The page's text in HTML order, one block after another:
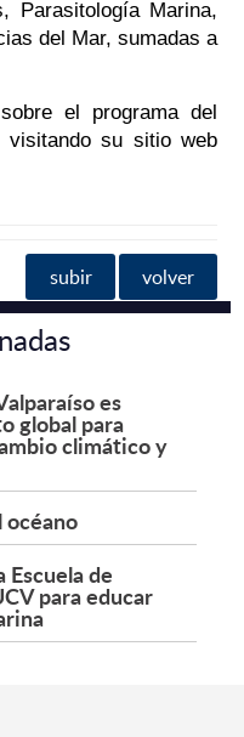
Parasitología Marina,
del Mar, sumadas a
el programa del
visitando su sitio web
subir volver
es
global para
climático y
océano
Escuela de
para educar